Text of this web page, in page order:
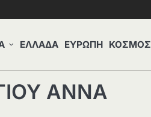
ΕΛΛΑΔΑ ΕΥΡΩΠΗ ΚΟΣΜΟΣ
ΑΝΝΑ